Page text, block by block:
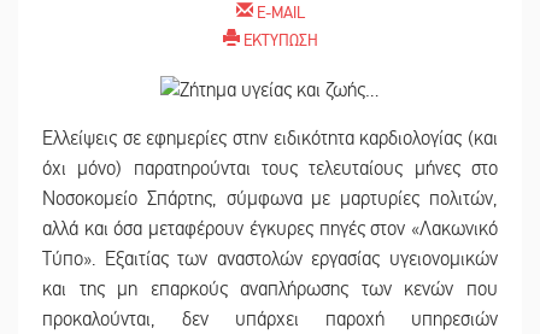
E-MAIL
ΕΚΤΥΠΩΣΗ
Ελλείψεις σε εφημερίες στην ειδικότητα καρδιολογίας (και
όχι μόνο) παρατηρούνται τους τελευταίους μήνες στο
Νοσοκομείο Σπάρτης, σύμφωνα με μαρτυρίες πολιτών,
αλλά και όσα μεταφέρουν έγκυρες πηγές στον «Λακωνικό
Τύπο». Εξαιτίας των αναστολών εργασίας υγειονομικών
και της μη επαρκούς αναπλήρωσης των κενών που
προκαλούνται, δεν υπάρχει παροχή υπηρεσιών